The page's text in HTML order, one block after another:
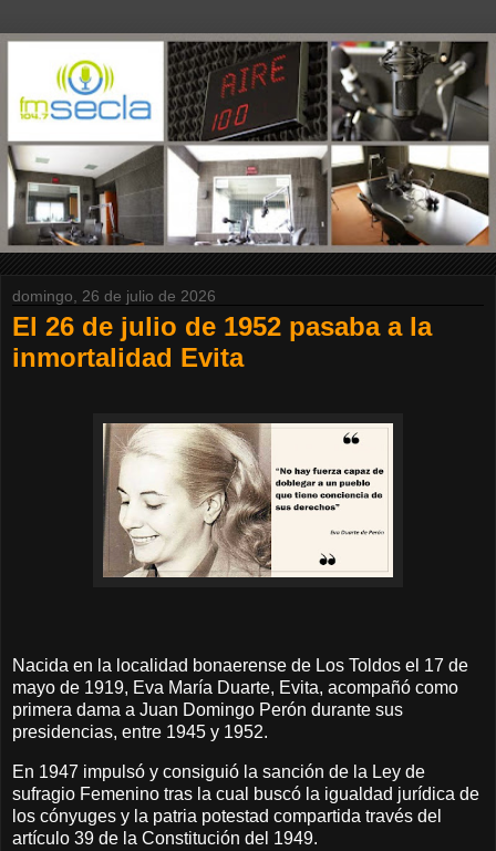
domingo, 26 de julio de 2026
El 26 de julio de 1952 pasaba a la
inmortalidad Evita
Nacida en la localidad bonaerense de Los Toldos el 17 de
mayo de 1919, Eva María Duarte, Evita, acompañó como
primera dama a Juan Domingo Perón durante sus
presidencias, entre 1945 y 1952.
En 1947 impulsó y consiguió la sanción de la Ley de
sufragio Femenino tras la cual buscó la igualdad jurídica de
los cónyuges y la patria potestad compartida través del
artículo 39 de la Constitución del 1949.